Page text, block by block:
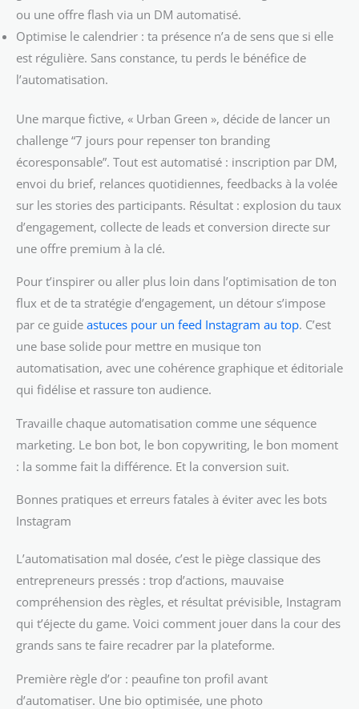
ou une offre flash via un DM automatisé.
Optimise le calendrier : ta présence n’a de sens que si elle
est régulière. Sans constance, tu perds le bénéfice de
l’automatisation.
Une marque fictive, « Urban Green », décide de lancer un
challenge “7 jours pour repenser ton branding
écoresponsable”. Tout est automatisé : inscription par DM,
envoi du brief, relances quotidiennes, feedbacks à la volée
sur les stories des participants. Résultat : explosion du taux
d’engagement, collecte de leads et conversion directe sur
une offre premium à la clé.
Pour t’inspirer ou aller plus loin dans l’optimisation de ton
flux et de ta stratégie d’engagement, un détour s’impose
par ce guide astuces pour un feed Instagram au top. C’est
une base solide pour mettre en musique ton
automatisation, avec une cohérence graphique et éditoriale
qui fidélise et rassure ton audience.
Travaille chaque automatisation comme une séquence
marketing. Le bon bot, le bon copywriting, le bon moment
: la somme fait la différence. Et la conversion suit.
Bonnes pratiques et erreurs fatales à éviter avec les bots
Instagram
L’automatisation mal dosée, c’est le piège classique des
entrepreneurs pressés : trop d’actions, mauvaise
compréhension des règles, et résultat prévisible, Instagram
qui t’éjecte du game. Voici comment jouer dans la cour des
grands sans te faire recadrer par la plateforme.
Première règle d’or : peaufine ton profil avant
d’automatiser. Une bio optimisée, une photo